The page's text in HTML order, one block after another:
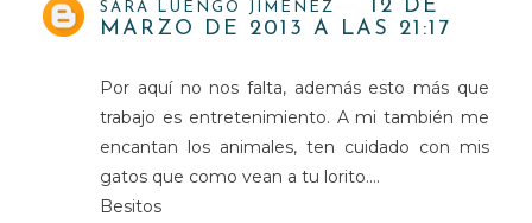
SARA LUENGO JIMÉNEZ
12 DE
MARZO DE 2013 A LAS 21:17
Por aquí no nos falta, además esto más que
trabajo es entretenimiento. A mi también me
encantan los animales, ten cuidado con mis
gatos que como vean a tu lorito....
Besitos